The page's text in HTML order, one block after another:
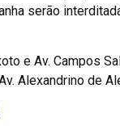
serão
e Av. Campos
Alexandrino de